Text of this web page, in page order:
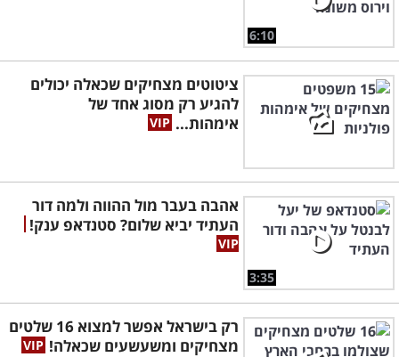
6:10
ציטוטים מצחיקים שכאלה יכולים
להגיע רק מסוג אחד של
אימהות...
3:35
אהבה בעבר מול ההווה ולמה דור
העתיד יביא שלום? סטנדאפ ענק!
רק בישראל אפשר למצוא 16 שלטים
מצחיקים ומשעשעים שכאלה!